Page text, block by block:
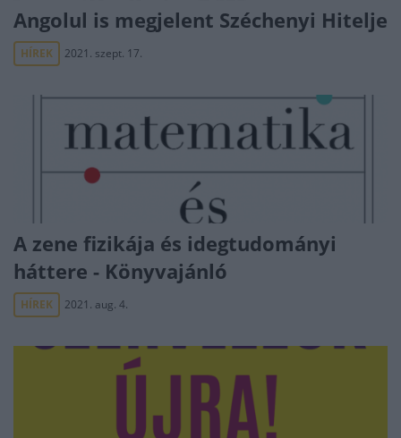
Angolul is megjelent Széchenyi Hitelje
HÍREK 2021. szept. 17.
A zene fizikája és idegtudományi
háttere - Könyvajánló
HÍREK 2021. aug. 4.